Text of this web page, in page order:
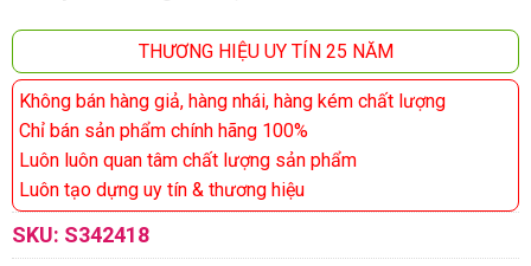
THƯƠNG HIỆU UY TÍN 25 NĂM
Không bán hàng giả, hàng nhái, hàng kém chất lượng
Chỉ bán sản phẩm chính hãng 100%
Luôn luôn quan tâm chất lượng sản phẩm
Luôn tạo dựng uy tín & thương hiệu
SKU: S342418